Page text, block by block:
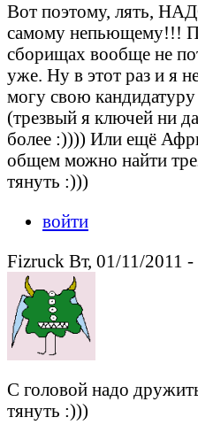
Вот поэтому, лять,
самому непьющему!!!
сборищах вообще не
уже. Ну в этот раз и я
могу свою
(трезвый я ключей ни
более :)))) Или ещё
общем можно найти
тянуть :)))
войти
Fizruck Вт, 01/11/2011
С головой надо
тянуть :)))